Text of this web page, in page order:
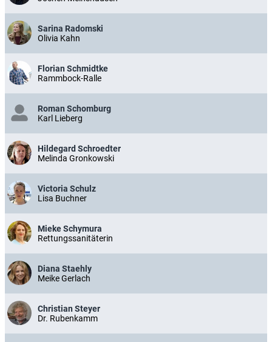
Sarina Radomski
Olivia Kahn
Florian Schmidtke
Rammbock-Ralle
Roman Schomburg
Karl Lieberg
Hildegard Schroedter
Melinda Gronkowski
Victoria Schulz
Lisa Buchner
Mieke Schymura
Rettungssanitäterin
Diana Staehly
Meike Gerlach
Christian Steyer
Dr. Rubenkamm